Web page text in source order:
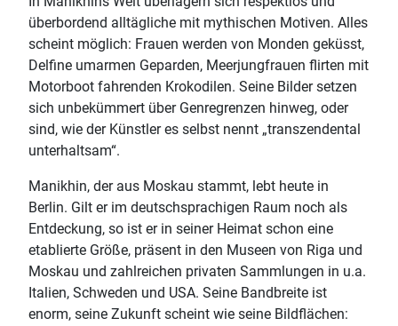
überbordend alltägliche mit mythischen Motiven. Alles
scheint möglich: Frauen werden von Monden geküsst,
Delfine umarmen Geparden, Meerjungfrauen flirten mit
Motorboot fahrenden Krokodilen. Seine Bilder setzen
sich unbekümmert über Genregrenzen hinweg, oder
sind, wie der Künstler es selbst nennt „transzendental
unterhaltsam“.
Manikhin, der aus Moskau stammt, lebt heute in
Berlin. Gilt er im deutschsprachigen Raum noch als
Entdeckung, so ist er in seiner Heimat schon eine
etablierte Größe, präsent in den Museen von Riga und
Moskau und zahlreichen privaten Sammlungen in u.a.
Italien, Schweden und USA. Seine Bandbreite ist
enorm, seine Zukunft scheint wie seine Bildflächen: